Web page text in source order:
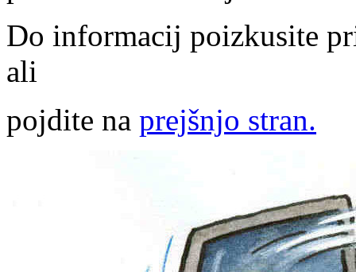
Do informacij poizkusite
ali
pojdite na prejšnjo stran.